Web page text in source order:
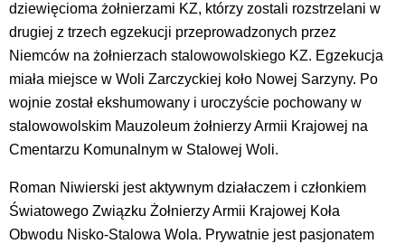
dziewięcioma żołnierzami KZ, którzy zostali rozstrzelani w
drugiej z trzech egzekucji przeprowadzonych przez
Niemców na żołnierzach stalowowolskiego KZ. Egzekucja
miała miejsce w Woli Zarczyckiej koło Nowej Sarzyny. Po
wojnie został ekshumowany i uroczyście pochowany w
stalowowolskim Mauzoleum żołnierzy Armii Krajowej na
Cmentarzu Komunalnym w Stalowej Woli.
Roman Niwierski jest aktywnym działaczem i członkiem
Światowego Związku Żołnierzy Armii Krajowej Koła
Obwodu Nisko-Stalowa Wola. Prywatnie jest pasjonatem